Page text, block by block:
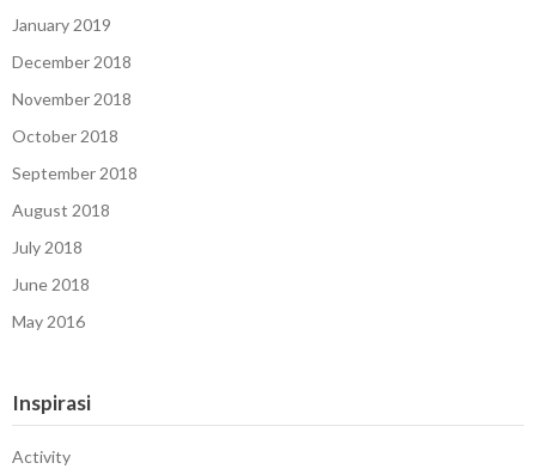
January 2019
December 2018
November 2018
October 2018
September 2018
August 2018
July 2018
June 2018
May 2016
Inspirasi
Activity